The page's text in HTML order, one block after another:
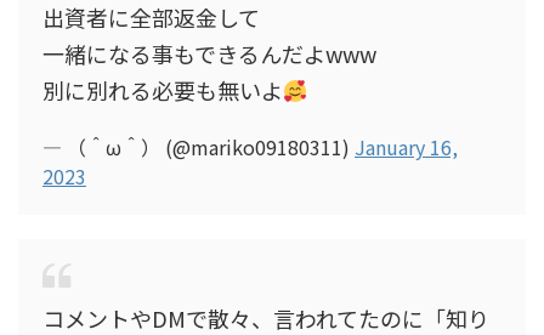
出資者に全部返金して
一緒になる事もできるんだよwww
別に別れる必要も無いよ
— （＾ω＾） (@mariko09180311) January 16,
2023
コメントやDMで散々、言われてたのに「知り